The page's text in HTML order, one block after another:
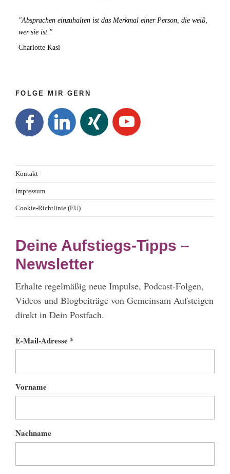
"Absprachen einzuhalten ist das Merkmal einer Person, die weiß,
wer sie ist."
Charlotte Kasl
FOLGE MIR GERN
Kontakt
Impressum
Cookie-Richtlinie (EU)
Deine Aufstiegs-Tipps –
Newsletter
Erhalte regelmäßig neue Impulse, Podcast-Folgen,
Videos und Blogbeiträge von Gemeinsam Aufsteigen
direkt in Dein Postfach.
E-Mail-Adresse *
Vorname
Nachname